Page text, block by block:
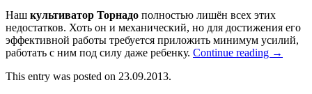
Наш культиватор Торнадо полностью лишён всех этих
недостатков. Хоть он и механический, но для достижения его
эффективной работы требуется приложить минимум усилий,
работать с ним под силу даже ребенку. Continue reading →
This entry was posted on 23.09.2013.